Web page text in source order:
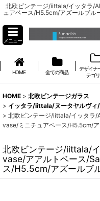
北欧ビンテージ/iittala/イッタラ/
ュアベース/H5.5cm/アズールブル
メニュー
HOME 全ての商品
デザイナ
テゴ
HOME > 北欧ビンテージガラス
> イッタラ/iittala/ヌータヤルヴ
> 北欧ビンテージ/iittala/イッタラ
vase/ミニチュアベース/H5.5cm/
北欧ビンテージ/iittala/
vase/アアルトベース/
ス/H5.5cm/アズールブ